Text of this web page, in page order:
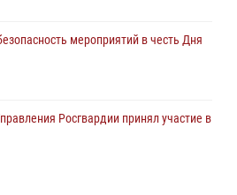
мероприятий в честь Дня
Росгвардии принял участие в